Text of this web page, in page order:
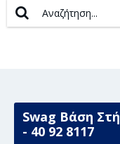
Swag Βάση
- 40 92 8117